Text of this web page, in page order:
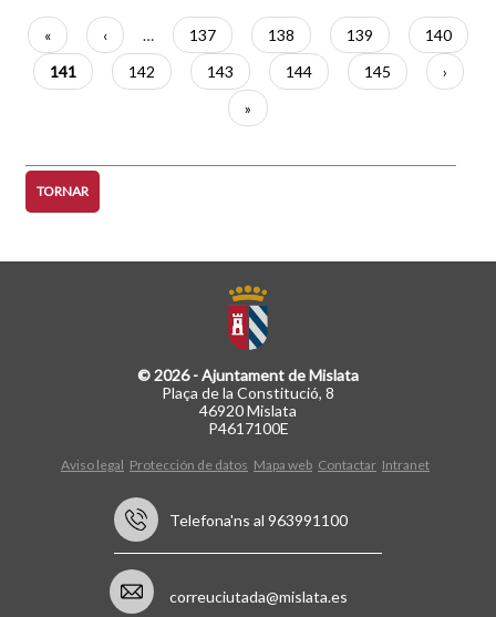
Paginació
Primera
pàgina
«
Pàgina
anterior
‹ … Pàgina
137 Pàgina
138 Pàgina
139 Pàgina
140
Pàgina
actual
141 Pàgina
142 Pàgina
143 Pàgina
144 Pàgina
145
Pàgina
›
Última
pàgina
»
TORNAR
© 2026 - Ajuntament de Mislata
Plaça de la Constitució, 8
46920 Mislata
P4617100E
Aviso legal Protección de datos Mapa web Contactar Intranet
Telefona'ns al 963991100
correuciutada@mislata.es